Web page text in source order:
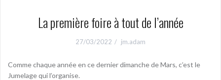
La première foire à tout de l’année
27/03/2022 jm.adam
Comme chaque année en ce dernier dimanche de Mars, c’est le
Jumelage qui l’organise.